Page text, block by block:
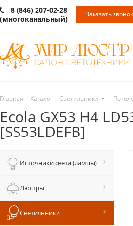
8 (846) 207-02-28
(многоканальный)
Заказать звонок
Главная - Каталог - Светильники -
Ecola GX53 H4
[SS53LDEFB]
Источники света (лампы)
Люстры
Светильники